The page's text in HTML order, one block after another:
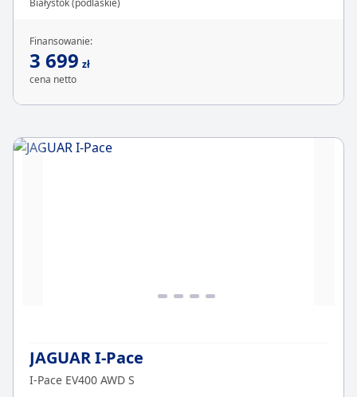
Białystok (podlaskie)
Finansowanie:
3 699 zł
cena netto
JAGUAR I-Pace
I-Pace EV400 AWD S